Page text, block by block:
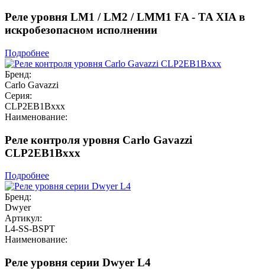
Реле уровня LM1 / LM2 / LMM1 FA - TA XIA в
искробезопасном исполнении
Подробнее
Бренд:
Carlo Gavazzi
Серия:
CLP2EB1Bxxx
Наименование:
Реле контроля уровня Carlo Gavazzi
CLP2EB1Bxxx
Подробнее
Бренд:
Dwyer
Артикул:
L4-SS-BSPT
Наименование:
Реле уровня серии Dwyer L4